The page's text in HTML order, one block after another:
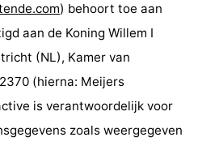
) behoort toe aan
aan de Koning Willem I
(NL), Kamer van
(hierna: Meijers
is verantwoordelijk voor
zoals weergegeven